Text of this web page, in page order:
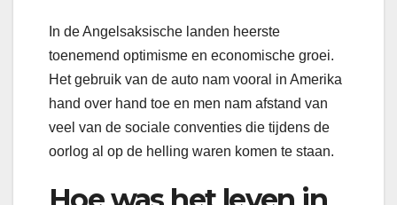
In de Angelsaksische landen heerste
toenemend optimisme en economische groei.
Het gebruik van de auto nam vooral in Amerika
hand over hand toe en men nam afstand van
veel van de sociale conventies die tijdens de
oorlog al op de helling waren komen te staan.